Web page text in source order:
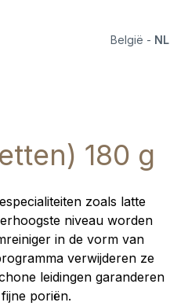
België - NL
180 g
zoals latte
niveau worden
in de vorm van
verwijderen ze
leidingen garanderen
poriën.